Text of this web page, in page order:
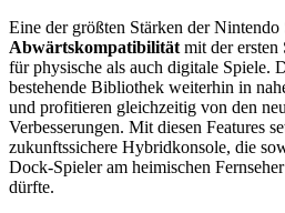
Eine der größten Stärken der
Abwärtskompatibilität mit der
für physische als auch digitale Spiele.
bestehende Bibliothek weiterhin in
und profitieren gleichzeitig von den
Verbesserungen. Mit diesen Features
zukunftssichere Hybridkonsole, die
Dock-Spieler am heimischen
dürfte.